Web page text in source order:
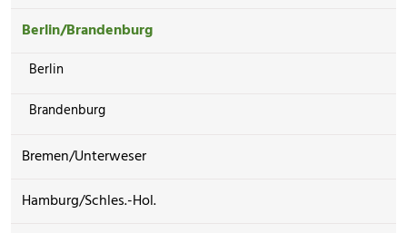
Berlin/Brandenburg
Berlin
Brandenburg
Bremen/Unterweser
Hamburg/Schles.-Hol.